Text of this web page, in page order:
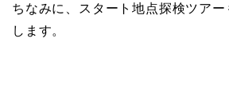
ちなみに、スタート地点探検ツア
します。